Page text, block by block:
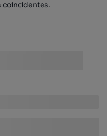
coincidentes.